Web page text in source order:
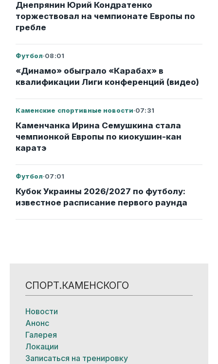
Днепрянин Юрий Кондратенко
торжествовал на чемпионате Европы по
гребле
Футбол·08:01
«Динамо» обыграло «Карабах» в
квалификации Лиги конференций (видео)
Каменские спортивные новости·07:31
Каменчанка Ирина Семушкина стала
чемпионкой Европы по киокушин-кан
каратэ
Футбол·07:01
Кубок Украины 2026/2027 по футболу:
известное расписание первого раунда
СПОРТ.КАМЕНСКОГО
Новости
Анонс
Галерея
Локации
Записаться на тренировку